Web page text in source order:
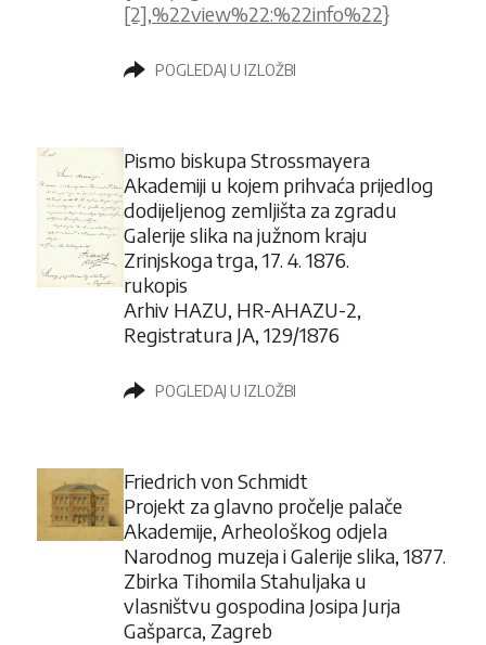
[2],%22view%22:%22info%22}
POGLEDAJ U IZLOŽBI
Pismo biskupa Strossmayera
Akademiji u kojem prihvaća prijedlog
dodijeljenog zemljišta za zgradu
Galerije slika na južnom kraju
Zrinjskoga trga, 17. 4. 1876.
rukopis
Arhiv HAZU, HR-AHAZU-2,
Registratura JA, 129/1876
POGLEDAJ U IZLOŽBI
Friedrich von Schmidt
Projekt za glavno pročelje palače
Akademije, Arheološkog odjela
Narodnog muzeja i Galerije slika, 1877.
Zbirka Tihomila Stahuljaka u
vlasništvu gospodina Josipa Jurja
Gašparca, Zagreb